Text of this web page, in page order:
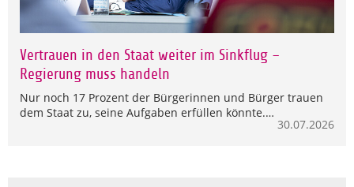
Vertrauen in den Staat weiter im Sinkflug –
Regierung muss handeln
Nur noch 17 Prozent der Bürgerinnen und Bürger trauen
dem Staat zu, seine Aufgaben erfüllen könnte.…
30.07.2026